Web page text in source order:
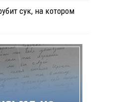
сук, на котором